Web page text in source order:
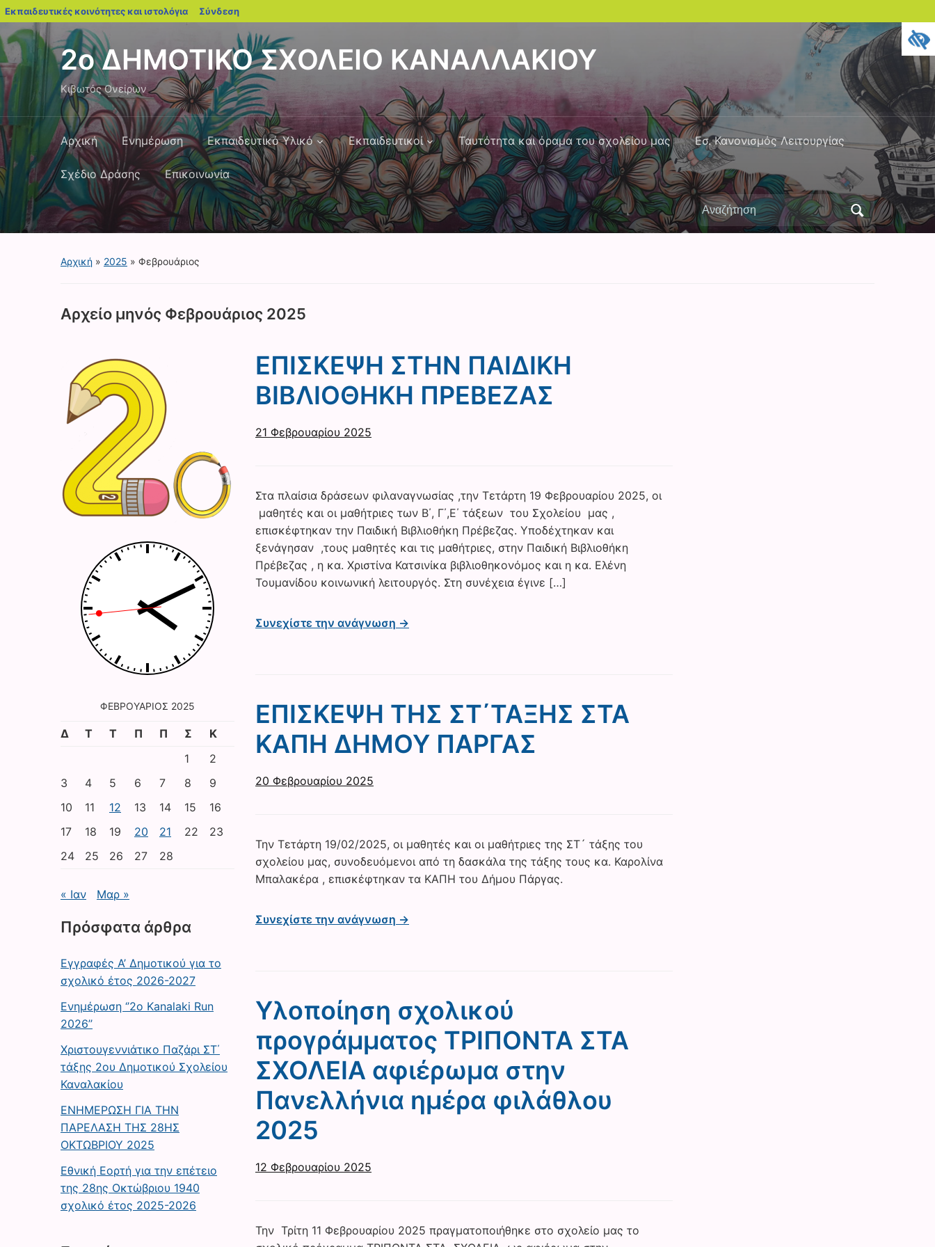
Εκπαιδευτικές κοινότητες και ιστολόγια blogs.sch.gr
Σύνδεση
2ο ΔΗΜΟΤΙΚΟ ΣΧΟΛΕΙΟ ΚΑΝΑΛΛΑΚΙΟΥ
Κιβωτός Ονείρων
Αρχική Ενημέρωση Εκπαιδευτικό Υλικό Εκπαιδευτικοί Ταυτότητα και όραμα του σχολείου μας Εσ. Κανονισμός Λειτουργίας
Σχέδιο Δράσης Επικοινωνία
Αναζήτηση
για:
Αρχική » 2025 » Φεβρουάριος
Αρχείο μηνός Φεβρουάριος 2025
ΦΕΒΡΟΥΆΡΙΟΣ 2025
Δ Τ Τ Π Π Σ
Κ
1
2
3
4 5 6 7 8
9
10
11 12 13 14 15
16
17
18 19 20 21 22
23
24
25 26 27 28
« Ιαν Μαρ »
Πρόσφατα άρθρα
Εγγραφές Α’ Δημοτικού για το
σχολικό έτος 2026-2027
Ενημέρωση ‘’2ο Kanalaki Run
2026’’
Χριστουγεννιάτικο Παζάρι ΣΤ΄
τάξης 2ου Δημοτικού Σχολείου
Καναλακίου
ΕΝΗΜΕΡΩΣΗ ΓΙΑ ΤΗΝ
ΠΑΡΕΛΑΣΗ ΤΗΣ 28ΗΣ
ΟΚΤΩΒΡΙΟΥ 2025
Εθνική Εορτή για την επέτειο
της 28ης Οκτώβριου 1940
σχολικό έτος 2025-2026
ΕΠΙΣΚΕΨΗ ΣΤΗΝ ΠΑΙΔΙΚΗ
ΒΙΒΛΙΟΘΗΚΗ ΠΡΕΒΕΖΑΣ
21 Φεβρουαρίου 2025
Στα πλαίσια δράσεων φιλαναγνωσίας ,την Τετάρτη 19 Φεβρουαρίου 2025, οι
μαθητές και οι μαθήτριες των Β΄, Γ΄,Ε΄ τάξεων του Σχολείου μας ,
επισκέφτηκαν την Παιδική Βιβλιοθήκη Πρέβεζας. Υποδέχτηκαν και
ξενάγησαν ,τους μαθητές και τις μαθήτριες, στην Παιδική Βιβλιοθήκη
Πρέβεζας , η κα. Χριστίνα Κατσινίκα βιβλιοθηκονόμος και η κα. Ελένη
Τουμανίδου κοινωνική λειτουργός. Στη συνέχεια έγινε […]
Συνεχίστε την ανάγνωση →
ΕΠΙΣΚΕΨΗ ΤΗΣ ΣΤ΄ΤΑΞΗΣ ΣΤΑ
ΚΑΠΗ ΔΗΜΟΥ ΠΑΡΓΑΣ
20 Φεβρουαρίου 2025
Την Τετάρτη 19/02/2025, οι μαθητές και οι μαθήτριες της ΣΤ´ τάξης του
σχολείου μας, συνοδευόμενοι από τη δασκάλα της τάξης τους κα. Καρολίνα
Μπαλακέρα , επισκέφτηκαν τα ΚΑΠΗ του Δήμου Πάργας.
Συνεχίστε την ανάγνωση →
Υλοποίηση σχολικού
προγράμματος TΡΙΠΟΝΤΑ ΣΤΑ
ΣΧΟΛΕΙΑ αφιέρωμα στην
Πανελλήνια ημέρα φιλάθλου
2025
12 Φεβρουαρίου 2025
Την Τρίτη 11 Φεβρουαρίου 2025 πραγματοποιήθηκε στο σχολείο μας το